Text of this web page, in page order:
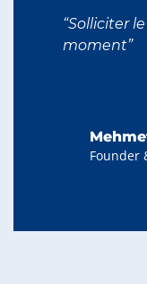
“Solliciter
moment”
Founder